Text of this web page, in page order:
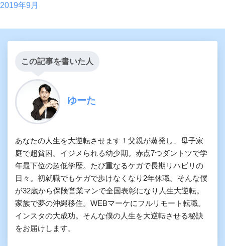
2019年9月
この記事を書いた人
ゆーた
あなたの人生を大逆転させます！父親が蒸発し、母子家
庭で超貧困。イジメられる幼少期。赤点7つダントツで学
年最下位の超低学歴。たび重なるケガで長期リハビリの
日々。初就職でもケガで歩けなくなり2年休職。そんな僕
が32歳から保険営業マンで全国表彰になり人生大逆転。
家族で夢の沖縄移住。WEBマーケにフルリモート転職。
インスタの大成功。そんな僕の人生を大逆転させる秘訣
をお届けします。